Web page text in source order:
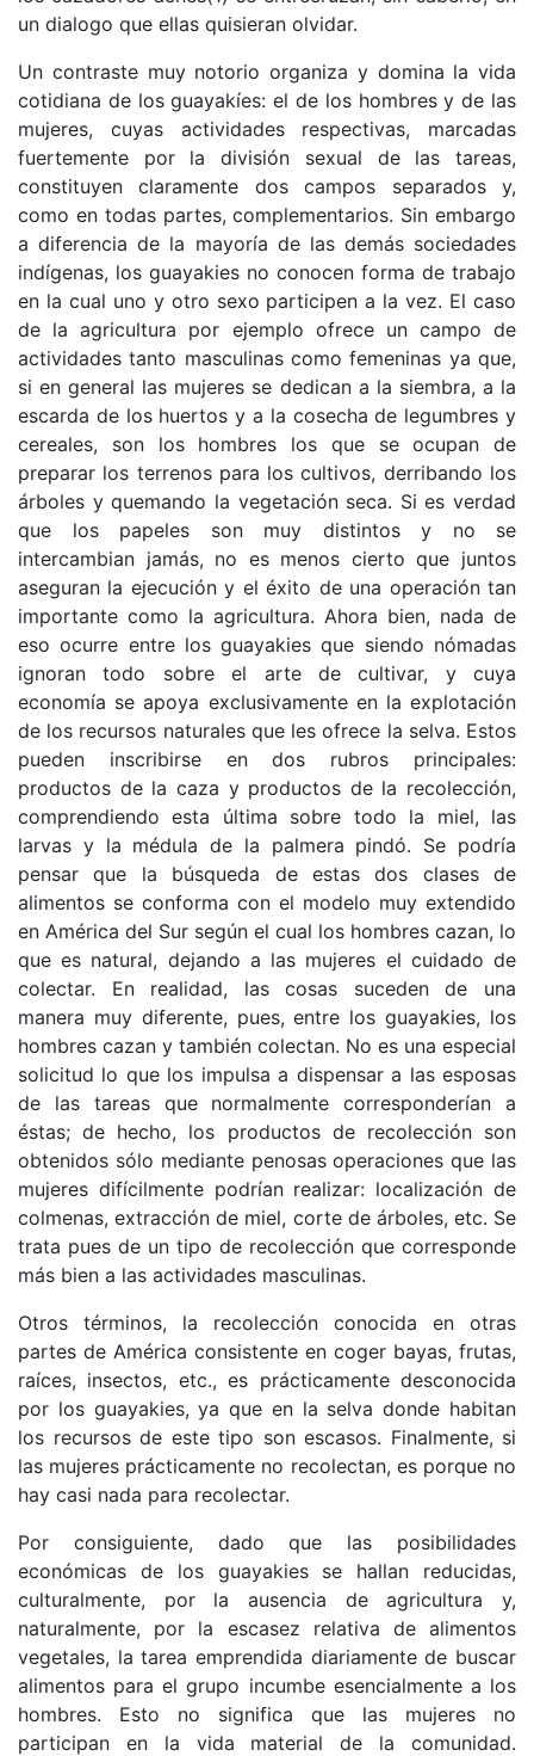
un dialogo que ellas quisieran olvidar.
Un contraste muy notorio organiza y domina la vida
cotidiana de los guayakíes: el de los hombres y de las
mujeres, cuyas actividades respectivas, marcadas
fuertemente por la división sexual de las tareas,
constituyen claramente dos campos separados y,
como en todas partes, complementarios. Sin embargo
a diferencia de la mayoría de las demás sociedades
indígenas, los guayakies no conocen forma de trabajo
en la cual uno y otro sexo participen a la vez. El caso
de la agricultura por ejemplo ofrece un campo de
actividades tanto masculinas como femeninas ya que,
si en general las mujeres se dedican a la siembra, a la
escarda de los huertos y a la cosecha de legumbres y
cereales, son los hombres los que se ocupan de
preparar los terrenos para los cultivos, derribando los
árboles y quemando la vegetación seca. Si es verdad
que los papeles son muy distintos y no se
intercambian jamás, no es menos cierto que juntos
aseguran la ejecución y el éxito de una operación tan
importante como la agricultura. Ahora bien, nada de
eso ocurre entre los guayakies que siendo nómadas
ignoran todo sobre el arte de cultivar, y cuya
economía se apoya exclusivamente en la explotación
de los recursos naturales que les ofrece la selva. Estos
pueden inscribirse en dos rubros principales:
productos de la caza y productos de la recolección,
comprendiendo esta última sobre todo la miel, las
larvas y la médula de la palmera pindó. Se podría
pensar que la búsqueda de estas dos clases de
alimentos se conforma con el modelo muy extendido
en América del Sur según el cual los hombres cazan, lo
que es natural, dejando a las mujeres el cuidado de
colectar. En realidad, las cosas suceden de una
manera muy diferente, pues, entre los guayakies, los
hombres cazan y también colectan. No es una especial
solicitud lo que los impulsa a dispensar a las esposas
de las tareas que normalmente corresponderían a
éstas; de hecho, los productos de recolección son
obtenidos sólo mediante penosas operaciones que las
mujeres difícilmente podrían realizar: localización de
colmenas, extracción de miel, corte de árboles, etc. Se
trata pues de un tipo de recolección que corresponde
más bien a las actividades masculinas.
Otros términos, la recolección conocida en otras
partes de América consistente en coger bayas, frutas,
raíces, insectos, etc., es prácticamente desconocida
por los guayakies, ya que en la selva donde habitan
los recursos de este tipo son escasos. Finalmente, si
las mujeres prácticamente no recolectan, es porque no
hay casi nada para recolectar.
Por consiguiente, dado que las posibilidades
económicas de los guayakies se hallan reducidas,
culturalmente, por la ausencia de agricultura y,
naturalmente, por la escasez relativa de alimentos
vegetales, la tarea emprendida diariamente de buscar
alimentos para el grupo incumbe esencialmente a los
hombres. Esto no significa que las mujeres no
participan en la vida material de la comunidad.